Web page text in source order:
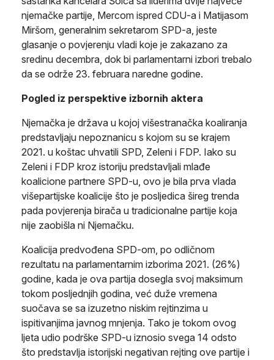
njemačke partije, Mercom ispred CDU-a i Matijasom
Miršom, generalnim sekretarom SPD-a, jeste
glasanje o povjerenju vladi koje je zakazano za
sredinu decembra, dok bi parlamentarni izbori trebalo
da se održe 23. februara naredne godine.
Pogled iz perspektive izbornih aktera
Njemačka je država u kojoj višestranačka koaliranja
predstavljaju nepoznanicu s kojom su se krajem
2021. u koštac uhvatili SPD, Zeleni i FDP. Iako su
Zeleni i FDP kroz istoriju predstavljali mlađe
koalicione partnere SPD-u, ovo je bila prva vlada
višepartijske koalicije što je posljedica šireg trenda
pada povjerenja birača u tradicionalne partije koja
nije zaobišla ni Njemačku.
Koalicija predvođena SPD-om, po odličnom
rezultatu na parlamentarnim izborima 2021. (26%)
godine, kada je ova partija dosegla svoj maksimum
tokom posljednjih godina, već duže vremena
suočava se sa izuzetno niskim rejtinzima u
ispitivanjima javnog mnjenja. Tako je tokom ovog
ljeta udio podrške SPD-u iznosio svega 14 odsto
što predstavlja istorijski negativan rejting ove partije i